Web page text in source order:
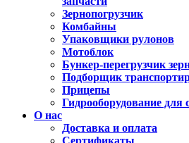
Зернопогрузчик
Комбайны
Упаковщики рулонов
Мотоблок
Бункер-перегрузчик
Подборщик
Прицепы
Гидрооборудование для
О нас
Доставка и оплата
Сертификаты